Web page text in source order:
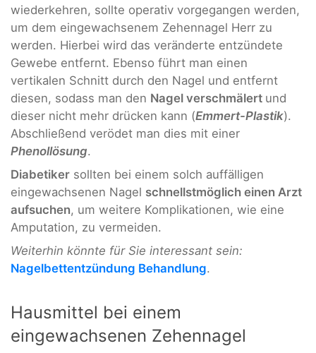
wiederkehren, sollte operativ vorgegangen werden,
um dem eingewachsenem Zehennagel Herr zu
werden. Hierbei wird das veränderte entzündete
Gewebe entfernt. Ebenso führt man einen
vertikalen Schnitt durch den Nagel und entfernt
diesen, sodass man den Nagel verschmälert und
dieser nicht mehr drücken kann (Emmert-Plastik).
Abschließend verödet man dies mit einer
Phenollösung.
Diabetiker sollten bei einem solch auffälligen
eingewachsenen Nagel schnellstmöglich einen Arzt
aufsuchen, um weitere Komplikationen, wie eine
Amputation, zu vermeiden.
Weiterhin könnte für Sie interessant sein:
Nagelbettentzündung Behandlung.
Hausmittel bei einem
eingewachsenen Zehennagel